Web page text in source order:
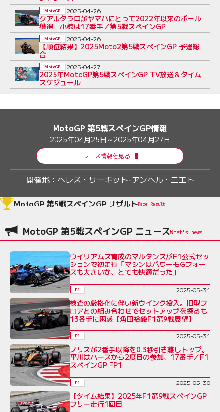
クアルタラロがヤマハにとって2022年以来のポール
獲得。小椋は17番手／第5戦スペインGP
MotoGP 2025-04-26
【順位結果】2025Moto2第5戦スペインGP 予選総
合
MotoGP 2025-04-26
2025年MotoGP第5戦スペインGP TV放送＆タイム
スケジュール
MotoGP 2025-04-27
MotoGP 第5戦スペインGP情報
2025年04月25日～2025年04月27日
レース情報を見る
開催地： ヘレス・サーキット-アンヘル・ニエト
MotoGP 第5戦スペインGP リザルトRace Result
MotoGP 第5戦スペインGP ニュース
ウイリアムズ育成のマルタンスがF1公式セッ
ションで初走行「マシンはパワーもGフォー
スも大きいが、とても快適だった」
F1 2025-05-31
検査の厳格化に伴い新ウイング投入。旧型フ
ロアとの組み合わせでセットアップを探るも
13番手に困惑【角田裕毅F1第9戦展望】
F1 2025-05-31
ノリスが2番手以降を0.3秒引き離しトップ。
平川はハースから2度目の参加、17番手／F1
スペインGP FP1
F1 2025-05-30
【タイム結果】2025年F1第9戦スペインGP
フリー走行1回目